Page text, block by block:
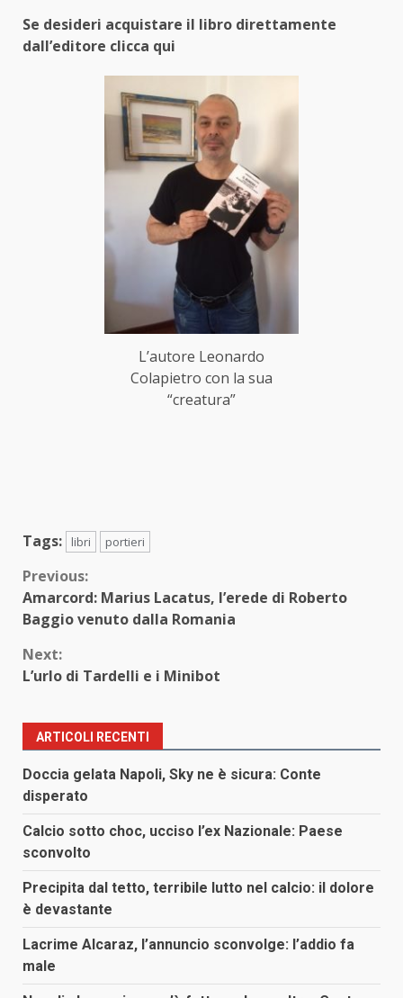
Se desideri acquistare il libro direttamente
dall’editore clicca qui
L’autore Leonardo
Colapietro con la sua
“creatura”
Tags: libri portieri
Continue
Reading
Previous:
Amarcord: Marius Lacatus, l’erede di Roberto
Baggio venuto dalla Romania
Next:
L’urlo di Tardelli e i Minibot
ARTICOLI RECENTI
Doccia gelata Napoli, Sky ne è sicura: Conte
disperato
Calcio sotto choc, ucciso l’ex Nazionale: Paese
sconvolto
Precipita dal tetto, terribile lutto nel calcio: il dolore
è devastante
Lacrime Alcaraz, l’annuncio sconvolge: l’addio fa
male